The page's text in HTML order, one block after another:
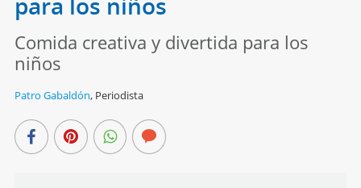
Comida creativa y divertida para los
niños
Patro Gabaldón, Periodista